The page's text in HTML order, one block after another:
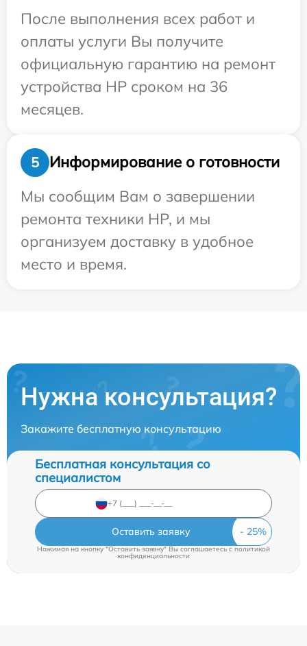
После выполнения всех работ и
оплаты услуги Вы получите
официальную гарантию на ремонт
устройства HP сроком на 36
месяцев.
5
Информирование о готовности
Мы сообщим Вам о завершении
ремонта техники HP, и мы
организуем доставку в удобное
место и время.
Нужна консультация?
Закажите бесплатную консультацию
Бесплатная консультация со
специалистом
Оставить заявку
Нажимая на кнопку "Оставить заявку" Вы соглашаетесь cполитикой
конфиденциальности